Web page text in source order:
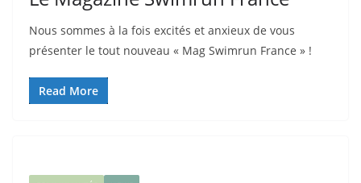
Nous sommes à la fois excités et anxieux de vous
présenter le tout nouveau « Mag Swimrun France » !
Read More